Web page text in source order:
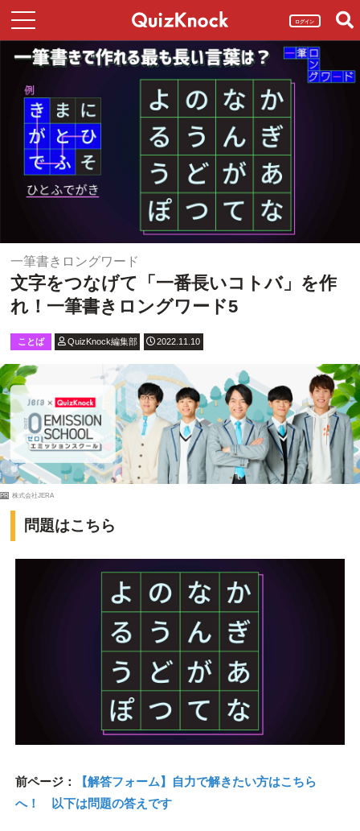
ログイン
一筆書きロングワード
文字をつなげて「一番長いコトバ」を作
れ！一筆書きロングワード5
ことば QuizKnock編集部 2022.11.10
PR 株式会社JERA
問題はこちら
前ページ：
【解答フォーム】自力で解きたい方はこちら
へ！ 以下は問題の答えです